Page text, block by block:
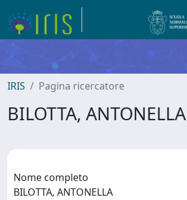
IRIS Pagina ricercatore
BILOTTA, ANTONELLA
Nome completo
BILOTTA, ANTONELLA